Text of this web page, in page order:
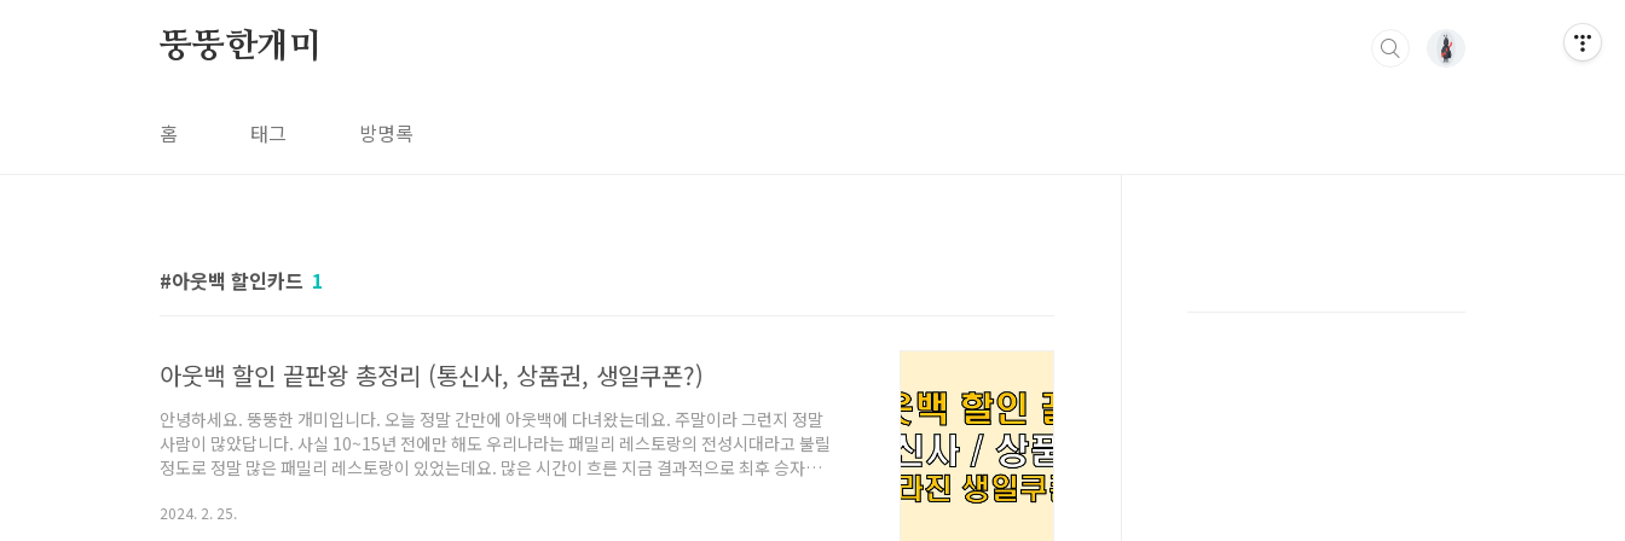
뚱뚱한개미
홈 태그 방명록
아웃백 할인카드 1
아웃백 할인 끝판왕 총정리 (통신사, 상품권, 생일쿠폰?)
안녕하세요. 뚱뚱한 개미입니다. 오늘 정말 간만에 아웃백에 다녀왔는데요. 주말이라 그런지 정말
사람이 많았답니다. 사실 10~15년 전에만 해도 우리나라는 패밀리 레스토랑의 전성시대라고 불릴
정도로 정말 많은 패밀리 레스토랑이 있었는데요. 많은 시간이 흐른 지금 결과적으로 최후 승자
리가 아는 그 치킨 'bhc'에서 인수하여 bhc그룹 산하에 들어갔답니다. 사실 bhc에 인수되고 나서
2024. 2. 25.